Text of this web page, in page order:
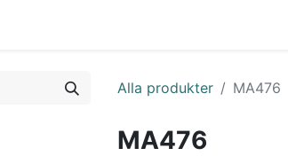
Alla produkter MA476
MA476